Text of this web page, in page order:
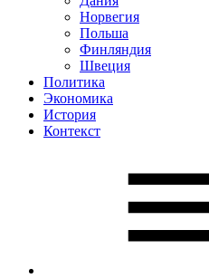
Норвегия
Польша
Финляндия
Швеция
Политика
Экономика
История
Контекст